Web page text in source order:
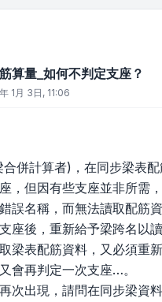
算量_如何不判定支座？
1月 3日, 11:06
併計算者)，在同步梁表
，但因有些支座並非所需
誤名稱，而無法讀取配筋
座後，重新給予梁跨名以
梁表配筋資料，又必須重
會再判定一次支座…。
次出現，請問在同步梁資